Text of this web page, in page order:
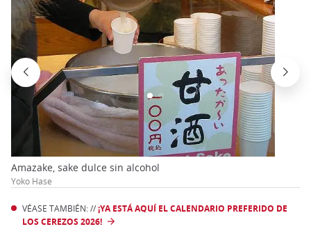
Amazake, sake dulce sin alcohol
Yoko Hase
VÉASE TAMBIÉN: //¡YA ESTÁ AQUÍ EL CALENDARIO PREFERIDO DE
LOS CEREZOS 2026!